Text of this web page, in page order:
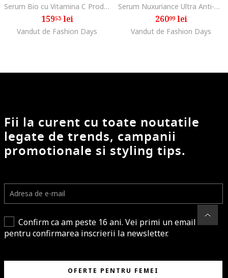
Serum Bio cu Vitamina C Prodigieuse Boost , 30 ml
15953lei
Vandut de Fashion Days
Serum Nuxuriance Ultra Anti-Pete Pigmentare, 30 ml
26099lei
Vandut de Fashion Days
Fii la curent cu toate noutatile
legate de trends, campanii
promotionale si styling tips.
Confirm ca am peste 16 ani. Vei primi un email
pentru confirmarea inscrierii la newsletter.
OFERTE PENTRU FEMEI